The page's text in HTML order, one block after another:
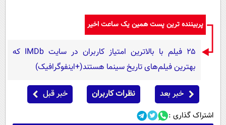
پربیننده ترین پست همین یک ساعت اخیر
۲۵ فیلم با بالاترین امتیاز کاربران در سایت IMDb که
بهترین فیلم‌های تاریخ سینما هستند(+اینفوگرافیک)
خبر بعد نظرات کاربران خبر قبل
اشتراک گذاری :